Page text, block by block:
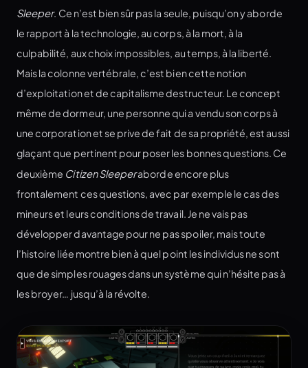
Sleeper. Ce n’est bien sûr pas la seule, puisqu’on y aborde
le rapport à la technologie, au corps, à la mort, à la
culpabilité, aux choix impossibles, au temps, à la liberté.
Mais la colonne vertébrale, c’est bien cette notion
d’exploitation et de capitalisme destructeur. Le concept
même de dormeur, une personne qui a vendu son corps à
une corporation et se prive de fait de sa propriété, est aussi
glaçant que pertinent pour poser les bonnes questions. Ce
deuxième Citizen Sleeperaborde encore plus
frontalement ces questions, avec par exemple le cas des
mineurs et leurs conditions de travail. Je ne vais pas
développer davantage pour ne pas spoiler, mais toute
l’histoire liée montre bien à quel point les individus ne sont
que de simples rouages dans un système qui n’hésite pas à
les broyer… jusqu’à la révolte.